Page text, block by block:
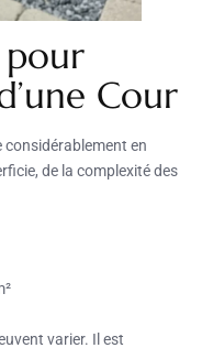
pour
Cour
considérablement en
de la complexité des
varier. Il est